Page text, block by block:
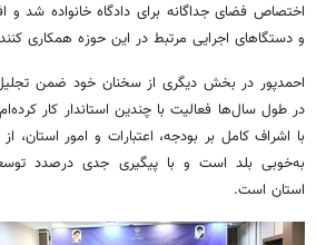
اختصاص فضای جداگانه برای دادگاه خانواده شد و
و دستگاهای اجرایی مرتبط در این حوزه همکاری
احمدپور در بخش دیگری از سخنان خود ضمن تجلیل
در طول سال‌ها فعالیت با چندین استاندار کار
با اشراف کامل بر بودجه، اعتبارات و امور استان،
به‌خوبی بلد است و با پیگیری جدی درصدد
استان است.